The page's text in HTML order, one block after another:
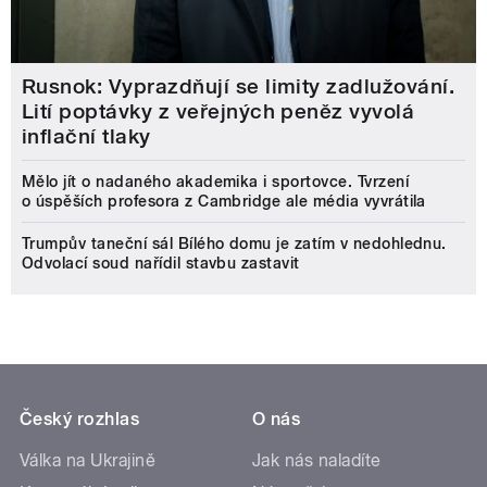
Rusnok: Vyprazdňují se limity zadlužování.
Lití poptávky z veřejných peněz vyvolá
inflační tlaky
Mělo jít o nadaného akademika i sportovce. Tvrzení
o úspěších profesora z Cambridge ale média vyvrátila
Trumpův taneční sál Bílého domu je zatím v nedohlednu.
Odvolací soud nařídil stavbu zastavit
Český rozhlas
Válka na Ukrajině
O nás
Jak nás naladíte